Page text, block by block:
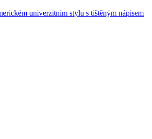
univerzitním stylu s tištěným nápisem